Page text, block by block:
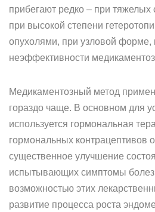
прибегают редко – при тяжелых
при высокой степени
опухолями, при узловой форме,
неэффективности
Медикаментозный метод
гораздо чаще. В основном для
используется гормональная
гормональных контрацептивов
существенное улучшение
испытывающих симптомы
возможностью этих
развитие процесса роста